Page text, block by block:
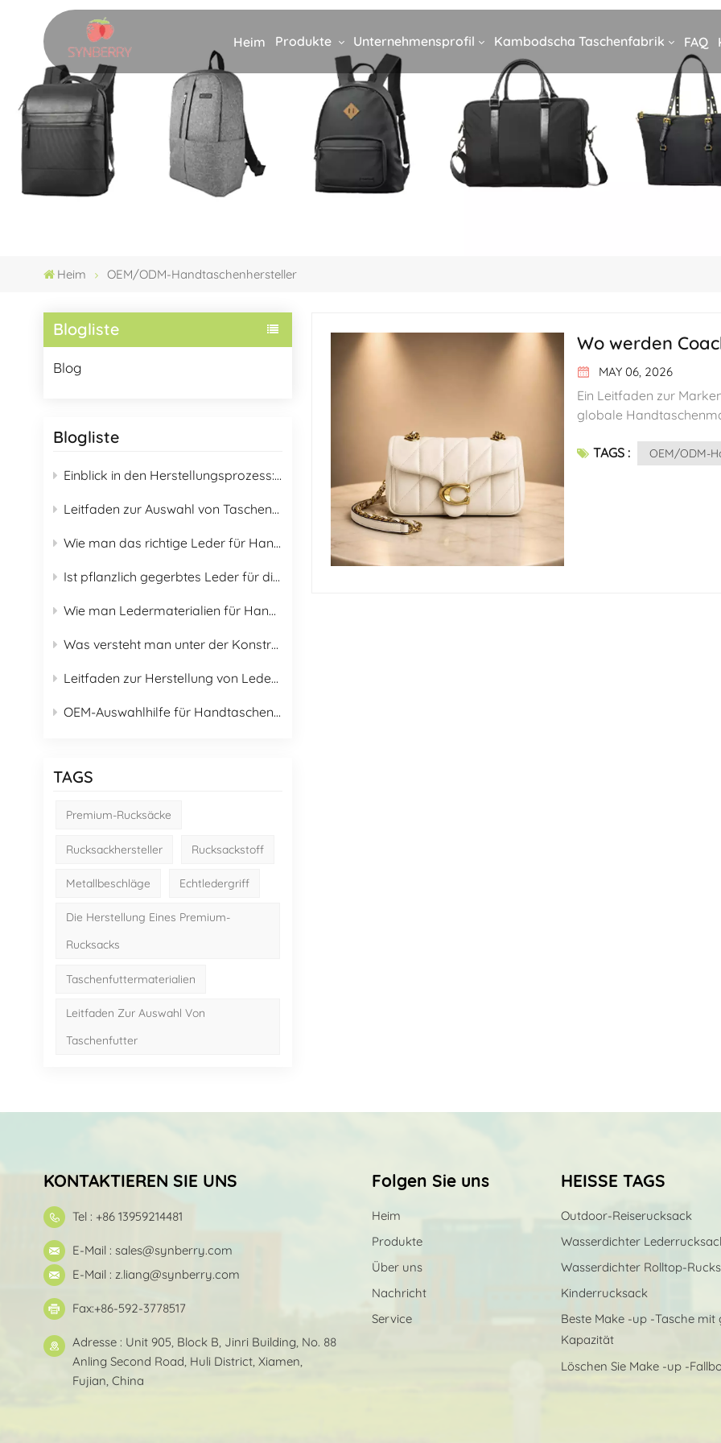
Heim Produkte Unternehmensprofil Kambodscha Taschenfabrik FAQ
Heim OEM/ODM-Handtaschenhersteller
Blogliste
Blog
Blogliste
Einblick in den Herstellungsprozess: Wie wird ein Premium-Rucksack gefertigt?
Leitfaden zur Auswahl von Taschenfuttermaterialien: Ein vollständiger Überblick über 16 Futtermaterialien für B2B-Einkäufer
Wie man das richtige Leder für Handtaschen auswählt
Ist pflanzlich gegerbtes Leder für die Herstellung von Handtaschen geeignet?
Wie man Ledermaterialien für Handtaschen auswählt & Leitfaden zur richtigen Pflege
Was versteht man unter der Konstruktion von Rucksack-Rückenplatten?
Leitfaden zur Herstellung von Lederoptionen für modische Handtaschen 2026
OEM-Auswahlhilfe für Handtaschenbeschläge
TAGS
Premium-Rucksäcke
Rucksackhersteller Rucksackstoff
Metallbeschläge Echtledergriff
Die Herstellung Eines Premium-
Rucksacks
Taschenfuttermaterialien
Leitfaden Zur Auswahl Von
Taschenfutter
Wo werden
MAY 06, 2026
Ein Leitfaden zur Markenbeschaffung: Die Lieferkette für Luxushandtaschen entschlüsselt Der globale Handtaschenmarkt überstieg im Jahr 2025 die Marke von 74 Milliarden US-Dollar. Als führende Marke im Segment des erschwinglichen Luxus ist das Herkunftsland von Coach nicht nur für die Verbraucher von Interesse, sondern auch ein wichtiger Bezugspunkt für Einkaufsmanager, Markeninhaber und Großhändler bei der Entwicklung von Strategien für die Produktlieferkette. Dieser Artikel bietet einen umfassenden Branchenleitfaden, der die OEM-Fertigungskarte, die Vor- und Nachteile von Produktionsstandorten, wichtige Kennzahlen für die Markenbeschaffung und die Suche nach OEM/ODM-Handtaschenherstellern mit Coach-Qualität abdeckt. I. Die tatsächliche Produktionskarte der Coach-Handtaschen Laut dem Geschäftsbericht 2024 von Tapestry (der Muttergesellschaft von Coach) und den öffentlich zugänglichen Lieferketteninformationen werden Coach-Handtaschen derzeit hauptsächlich in folgenden Ländern in Massenproduktion hergestellt: HerkunftHauptmerkmaleRepräsentative FähigkeitenVietnamEine der größten Produktionsstätten, die etwa 10–15 % ausmacht und wächstGroße OEM-Cluster wie Richline und Fengtai, qualifizierte Lederhandwerker, CPTPP/EVFTA-ZollvorteileKambodschaDas schnellste Kapazitätswachstum der letzten Jahre, begünstigt durch niedrige Zölle und niedrige Kosten.Das Werk von Richline Cambodia bearbeitet Teilaufträge, EBA-Zollpräferenzen (teilweise ausgesetzt, aber immer noch vorteilhaft).PhilippinenMittelgroßes Unternehmen mit hochwertiger Lederwarenherstellung im Großraum ManilaUmfangreiche Erfahrung als Luxus-OEM, ausgereifte Qualitätssysteme, US-GSP-PräferenzenIndienMittelgroß, spezialisiert auf Kleinlederwaren und Basic-StileTraditionelle Lederverarbeitung, niedrige Lohnkosten, kürzlich verhandelte Handelsabkommen mit den USAChinaFrüher Hauptproduktionsstätte; jetzt werden nur noch wenige komplexe Modelle und Eilaufträge gefertigt.Ausgereifte Produktionszentren in Dongguan, Guangzhou und Jiangsu; hohe Gesamtsteuersätze, aber geeignet für hochwertige KleinserienaufträgeVereinigte StaatenSehr limitiert, nur für exklusive Sondereditionen oder spezielle Kollektionen.Limitierte Serien wie „Made in New York“, ausgeprägte handgefertigte Optik, Preise 30–50 % höher als bei Modellen aus ÜberseeTruthahnHilfskapazitätDiversifiziert das Lieferkettenrisiko und deckt die Nachfrage des europäischen Regionalmarktes abDominikanische RepublikHilfskapazitätDiversifiziert das
TAGS : OEM/ODM-
KONTAKTIEREN SIE UNS
Tel : +86 13959214481
E-Mail : sales@synberry.com
E-Mail : z.liang@synberry.com
Fax:+86-592-3778517
Adresse : Unit 905, Block B, Jinri Building, No. 88
Anling Second Road, Huli District, Xiamen,
Fujian, China
Folgen Sie uns
Heim
Produkte
Über uns
Nachricht
Service
HEISSE TAGS
Outdoor-Reiserucksack
Wasserdichter
Wasserdichter Rolltop-
Kinderrucksack
Beste Make -up -Tasche mit
Kapazität
Löschen Sie Make -up -